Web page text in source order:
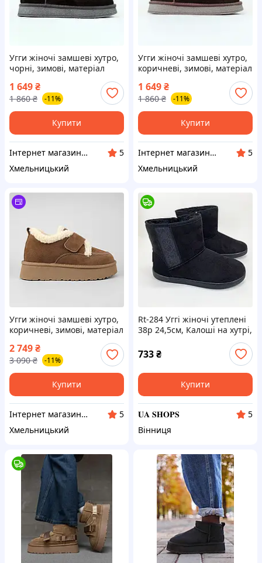
Угги жіночі замшеві хутро,
чорні, зимові, матеріал
натуральна замша, розмір
37 FW_004412
1 649₴
1 860 ₴ -11%
Купити
Інтернет магазин "Тея"
5
Хмельницький
Угги жіночі замшеві хутро,
коричневі, зимові, матеріал
натуральна замша, розмір
37 FW_004413
1 649₴
1 860 ₴ -11%
Купити
Інтернет магазин "Тея"
5
Хмельницький
Угги жіночі замшеві хутро,
коричневі, зимові, матеріал
натуральна замша, розмір
36 FW_004411
2 749₴
3 090 ₴ -11%
Купити
Інтернет магазин "Тея"
5
Хмельницький
Rt-284 Уггі жіночі утеплені
38р 24,5см, Калоші на хутрі,
733₴
Купити
𝐔𝐀 𝐒𝐇𝐎𝐏𝐒
5
Вінниця